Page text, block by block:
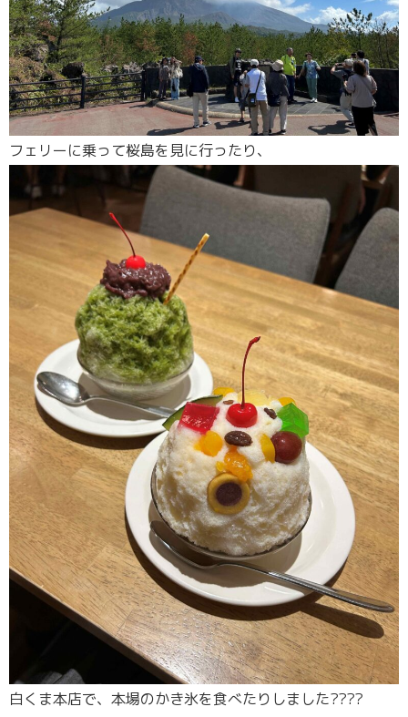
フェリーに乗って桜島を見に行ったり、
白くま本店で、本場のかき氷を食べたりしました????